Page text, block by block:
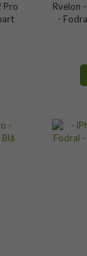
Pro
Rvelon
-